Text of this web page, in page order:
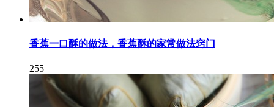
香蕉一口酥的做法，香蕉酥的家常做法窍门
255